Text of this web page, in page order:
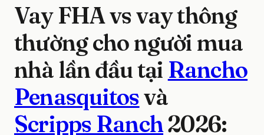
Vay FHA vs vay thông
thường cho người mua
nhà lần đầu tại Rancho
Penasquitosvà
Scripps Ranch2026: